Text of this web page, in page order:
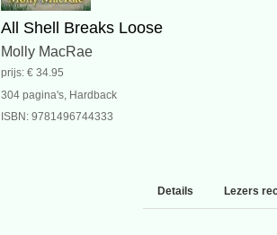
All Shell Breaks Loose
Molly MacRae
prijs: € 34.95
304 pagina's, Hardback
ISBN: 9781496744333
Details Lezers